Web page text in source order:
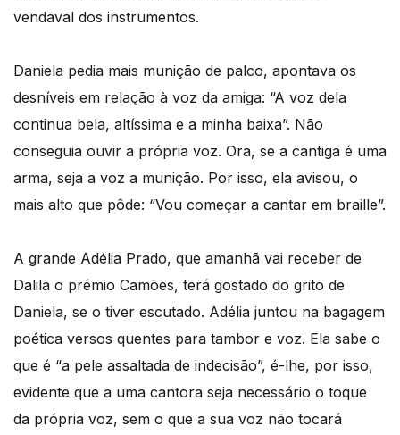
vendaval dos instrumentos.
Daniela pedia mais munição de palco, apontava os
desníveis em relação à voz da amiga: “A voz dela
continua bela, altíssima e a minha baixa”. Não
conseguia ouvir a própria voz. Ora, se a cantiga é uma
arma, seja a voz a munição. Por isso, ela avisou, o
mais alto que pôde: “Vou começar a cantar em braille”.
A grande Adélia Prado, que amanhã vai receber de
Dalila o prémio Camões, terá gostado do grito de
Daniela, se o tiver escutado. Adélia juntou na bagagem
poética versos quentes para tambor e voz. Ela sabe o
que é “a pele assaltada de indecisão”, é-lhe, por isso,
evidente que a uma cantora seja necessário o toque
da própria voz, sem o que a sua voz não tocará